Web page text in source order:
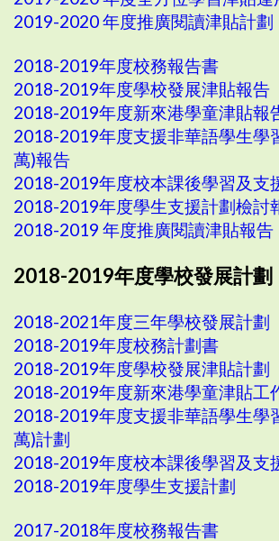
2019-2020 年度推廣閱讀津貼計劃
2018-2019年度校務報告書
2018-2019年度學校發展津貼報告
2018-2019年度新來港學童津貼報
2018-2019年度支援非華語學生學
萬)報告
2018-2019年度校本課後學習及支
2018-2019年度學生支援計劃檢討
2018-2019 年度推廣閱讀津貼報告
2018-2019年度學校發展計劃
2018-2021年度三年學校發展計劃
2018-2019年度校務計劃書
2018-2019年度學校發展津貼計劃
2018-2019年度新來港學童津貼工
2018-2019年度支援非華語學生學
萬)計劃
2018-2019年度校本課後學習及支
2018-2019年度學生支援計劃
2017-2018年度校務報告書